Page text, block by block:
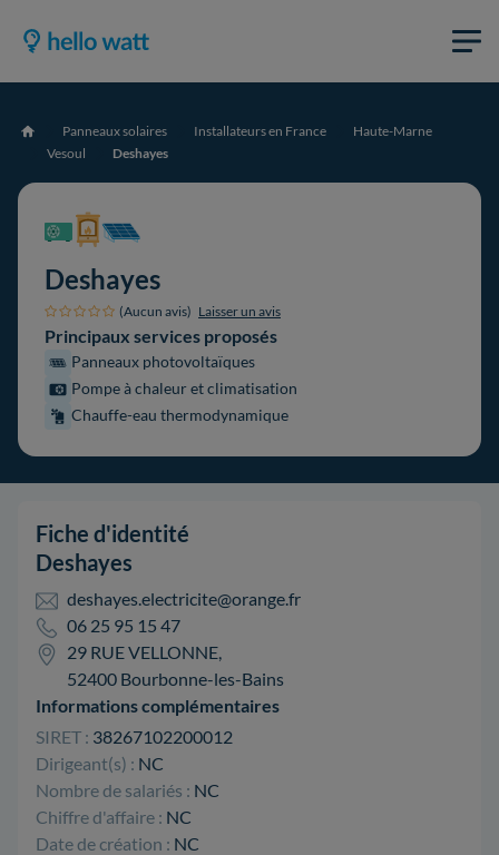
Accueil Panneaux solaires Installateurs en France
Haute-Marne
Vesoul
Deshayes
Deshayes
(Aucun avis) Laisser un avis
Principaux services proposés
Panneaux photovoltaïques
Pompe à chaleur et climatisation
Chauffe-eau thermodynamique
Fiche d'identité
Deshayes
deshayes.electricite@orange.fr
06 25 95 15 47
29 RUE VELLONNE,
52400 Bourbonne-les-Bains
Informations complémentaires
SIRET : 38267102200012
Dirigeant(s) : NC
Nombre de salariés : NC
Chiffre d'affaire : NC
Date de création : NC